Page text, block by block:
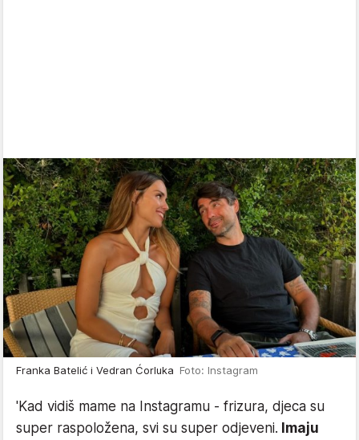
Franka Batelić i Vedran Ćorluka Foto: Instagram
'Kad vidiš mame na Instagramu - frizura, djeca su
super raspoložena, svi su super odjeveni. Imaju